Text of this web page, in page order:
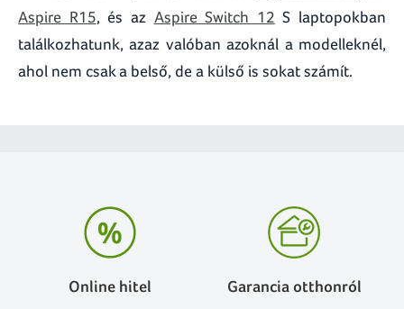
Aspire R15, és az Aspire Switch 12 S laptopokban
találkozhatunk, azaz valóban azoknál a modelleknél,
ahol nem csak a belső, de a külső is sokat számít.
Online hitel Garancia otthonról